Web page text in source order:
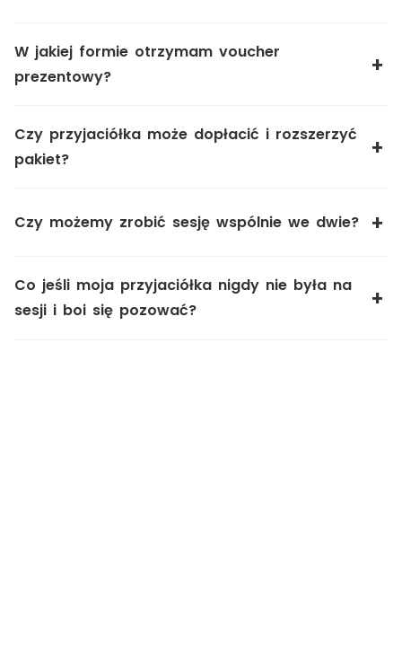
W jakiej formie otrzymam voucher
prezentowy?
Czy przyjaciółka może dopłacić i rozszerzyć
pakiet?
Czy możemy zrobić sesję wspólnie we dwie?
Co jeśli moja przyjaciółka nigdy nie była na
sesji i boi się pozować?